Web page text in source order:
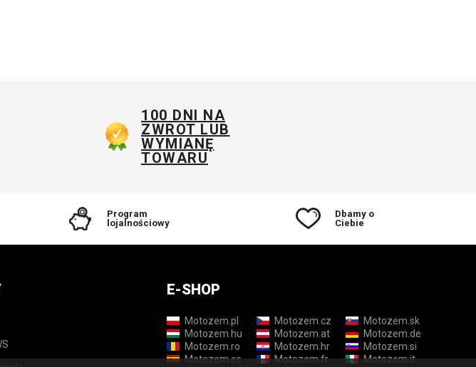
lekko uszkodzone.
100 DNI NA
ZWROT LUB
WYMIANĘ
TOWARU
Program
lojalnościowy
Dbamy o
Ciebie
E-SHOP
Motozem.pl Motozem.cz
Motozem.sk
Motozem.hu
Motozem.at
Motozem.de
Motozem.ro
Motozem.hr
Motozem.si
Motozem.es
Motozem.fr
Motozem.it